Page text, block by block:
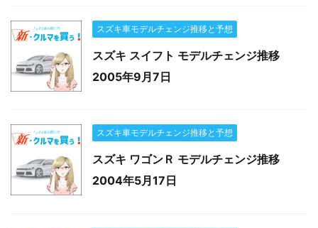
スズキ車モデルチェンジ推移と予想
スズキ スイフト モデルチェンジ推移
2005年9月7日
スズキ車モデルチェンジ推移と予想
スズキ ワゴンＲ モデルチェンジ推移
2004年5月17日